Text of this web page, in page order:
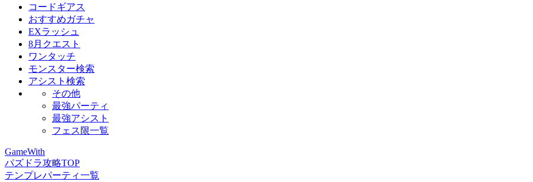
コードギアス
おすすめガチャ
EXラッシュ
8月クエスト
ワンタッチ
モンスター検索
アシスト検索
その他
最強パーティ
最強アシスト
フェス限一覧
GameWith
パズドラ攻略TOP
テンプレパーティ一覧